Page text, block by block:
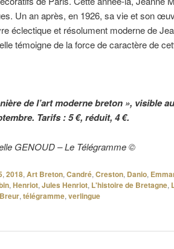
Un an après, en 1926, sa vie et son
éclectique et résolument moderne de
témoigne de la force de caractère de
de l’art moderne breton », visible
Tarifs : 5 €, réduit, 4 €.
GENOUD – Le Télégramme ©
, 2018, Art Breton, Candré, Creston, Danio,
, Henriot, Jules Henriot, L'histoire de Bretagne,
, télégramme, verlingue